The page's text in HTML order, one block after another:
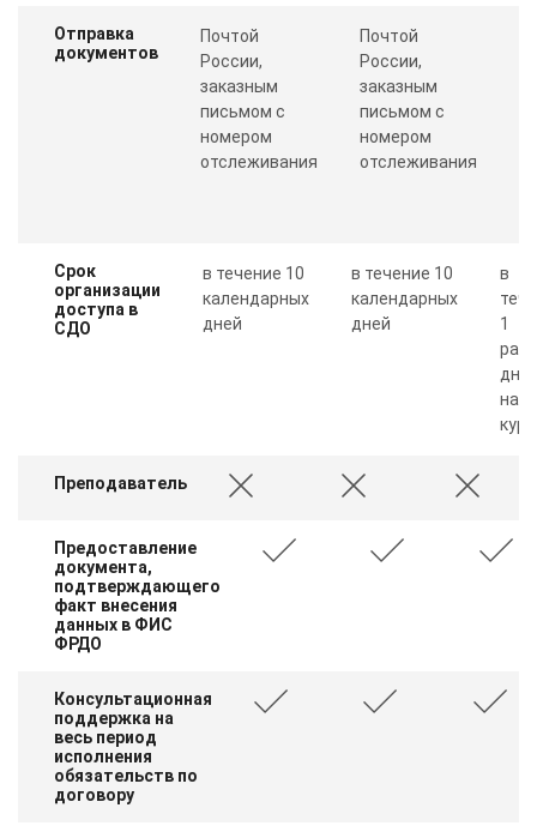
Отправка
документов
Почтой
России,
заказным
письмом с
номером
отслеживания
Почтой
России,
заказным
письмом с
номером
отслеживания
Срок
организации
доступа в
СДО
в течение 10
календарных
дней
в течение 10
календарных
дней
в
1
дня
Преподаватель
Предоставление
документа,
подтверждающего
факт внесения
данных в ФИС
ФРДО
Консультационная
поддержка на
весь период
исполнения
обязательств по
договору